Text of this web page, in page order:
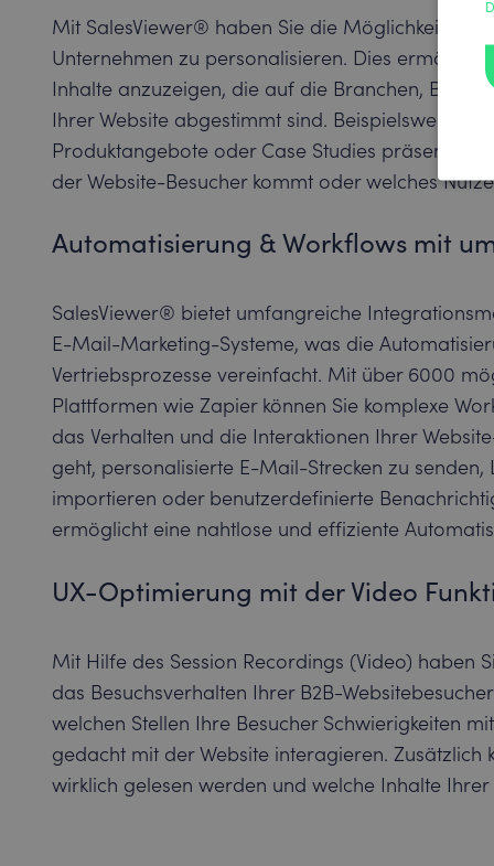
Mit SalesViewer® haben Sie die Möglichkeit, Ihre
Unternehmen zu personalisieren. Dies
Inhalte anzuzeigen, die auf die Branchen,
Ihrer Website abgestimmt sind. Beispielsweise
Produktangebote oder Case Studies
der Website-Besucher kommt oder welches
Automatisierung & Workflows mit
SalesViewer® bietet umfangreiche
E-Mail-Marketing-Systeme, was die
Vertriebsprozesse vereinfacht. Mit über 6000
Plattformen wie Zapier können Sie komplexe
das Verhalten und die Interaktionen Ihrer
geht, personalisierte E-Mail-Strecken zu
importieren oder benutzerdefinierte
ermöglicht eine nahtlose und effiziente
UX-Optimierung mit der Video
Mit Hilfe des Session Recordings (Video) haben
das Besuchsverhalten Ihrer B2B-
welchen Stellen Ihre Besucher Schwierigkeiten
gedacht mit der Website interagieren. Zusätzlich
wirklich gelesen werden und welche Inhalte Ihrer